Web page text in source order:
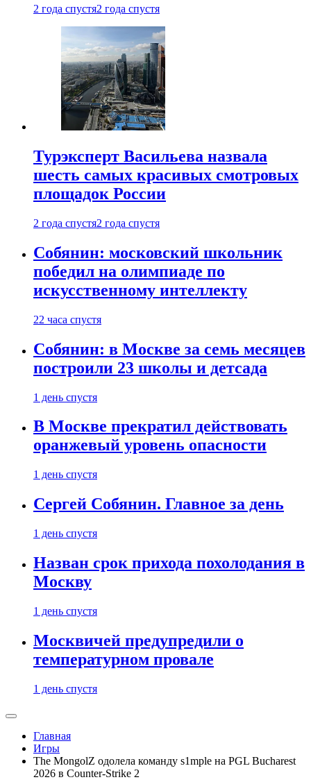
2 года спустя2 года спустя
Турэксперт Васильева назвала
шесть самых красивых смотровых
площадок России
2 года спустя2 года спустя
Собянин: московский школьник
победил на олимпиаде по
искусственному интеллекту
22 часа спустя
Собянин: в Москве за семь месяцев
построили 23 школы и детсада
1 день спустя
В Москве прекратил действовать
оранжевый уровень опасности
1 день спустя
Сергей Собянин. Главное за день
1 день спустя
Назван срок прихода похолодания в
Москву
1 день спустя
Москвичей предупредили о
температурном провале
1 день спустя
Главная
Игры
The MongolZ одолела команду s1mple на PGL Bucharest
2026 в Counter-Strike 2